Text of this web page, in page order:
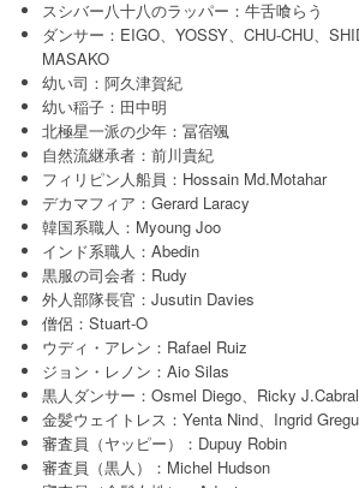
スシバー八十八のラッパー：牛舌喰らう
ダンサー：EIGO、YOSSY、CHU-CHU、
MASAKO
幼い司：阿久津賀紀
幼い稲子：田中明
北極星一派の少年：冨宿颯
自然流継承者：前川貴紀
フィリピン人船員：Hossain Md.Motahar
デカマフィア：Gerard Laracy
韓国系職人：Myoung Joo
インド系職人：Abedin
黒服の司会者：Rudy
外人部隊長官：Jusutin Davies
僧侶：Stuart-O
ウディ・アレン：Rafael Ruiz
ジョン・レノン：Aio Silas
黒人ダンサー：Osmel Diego、Ricky
金髪ウェイトレス：Yenta Nind、Ingrid
審査員（ヤッピー）：Dupuy Robin
審査員（黒人）：Michel Hudson